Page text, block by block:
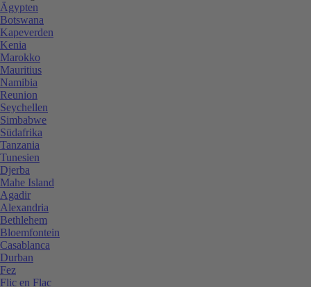
Ägypten
Botswana
Kapeverden
Kenia
Marokko
Mauritius
Namibia
Reunion
Seychellen
Simbabwe
Südafrika
Tanzania
Tunesien
Djerba
Mahe Island
Agadir
Alexandria
Bethlehem
Bloemfontein
Casablanca
Durban
Fez
Flic en Flac